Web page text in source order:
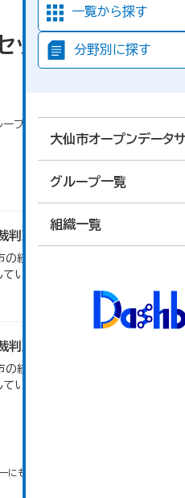
一覧から探す
分野別に探す
大仙市オープンデータ
グループ一覧
組織一覧
ットが見つか
プ:
所）
統計「12-14民事事件（簡
います。
所）
統計「12-14 民事事件（簡
います。
にもアクセス可能です